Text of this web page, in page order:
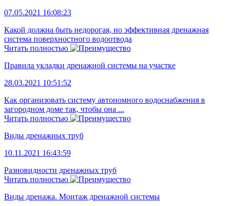
07.05.2021 16:08:23
Какой должна быть недорогая, но эффективная дренажная
система поверхностного водоотвода
Читать полностью
Правила укладки дренажной системы на участке
28.03.2021 10:51:52
Как организовать систему автономного водоснабжения в
загородном доме так, чтобы она ...
Читать полностью
Виды дренажных труб
10.11.2021 16:43:59
Разновидности дренажных труб
Читать полностью
Виды дренажа. Монтаж дренажной системы